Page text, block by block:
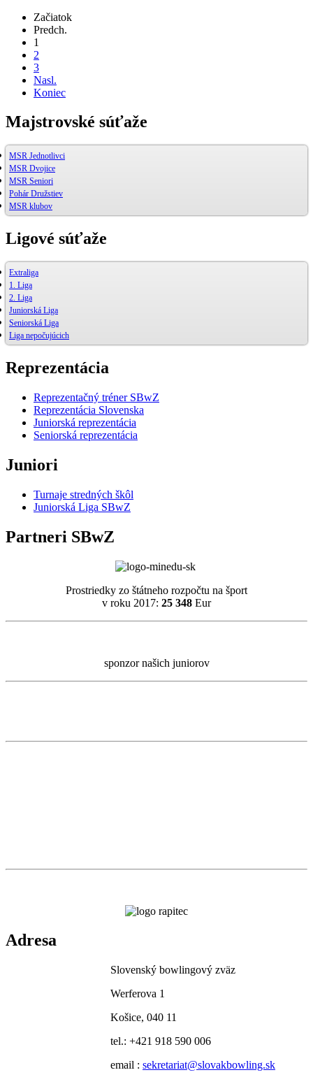
Začiatok
Predch.
1
2
3
Nasl.
Koniec
Majstrovské súťaže
MSR Jednotlivci
MSR Dvojice
MSR Seniori
Pohár Družstiev
MSR klubov
Ligové súťaže
Extraliga
1. Liga
2. Liga
Juniorská Liga
Seniorská Liga
Liga nepočujúcich
Reprezentácia
Reprezentačný tréner SBwZ
Reprezentácia Slovenska
Juniorská reprezentácia
Seniorská reprezentácia
Juniori
Turnaje stredných škôl
Juniorská Liga SBwZ
Partneri SBwZ
Prostriedky zo štátneho rozpočtu na šport
v roku 2017: 25 348 Eur
sponzor našich juniorov
Adresa
Slovenský bowlingový zväz
Werferova 1
Košice, 040 11
tel.: +421 918 590 006
email : sekretariat@slovakbowling.sk